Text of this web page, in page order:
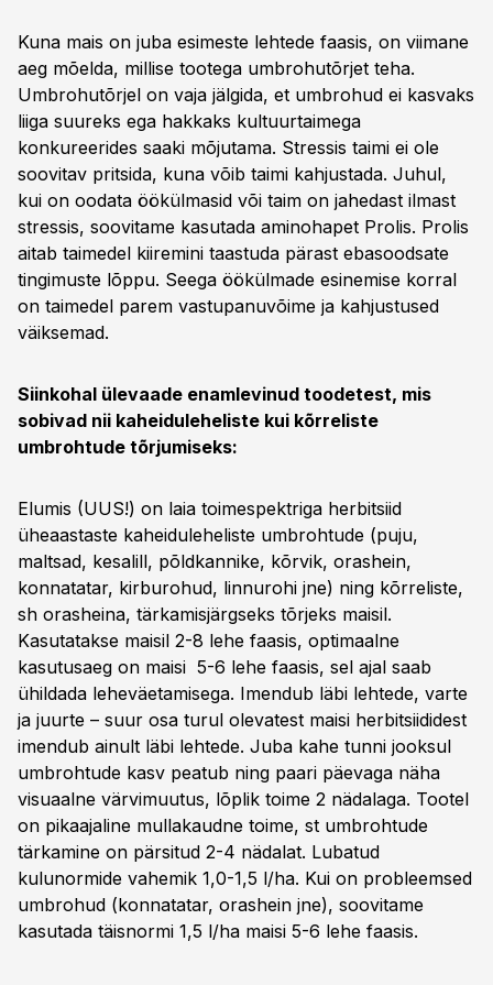
Kuna mais on juba esimeste lehtede faasis, on viimane
aeg mõelda, millise tootega umbrohutõrjet teha.
Umbrohutõrjel on vaja jälgida, et umbrohud ei kasvaks
liiga suureks ega hakkaks kultuurtaimega
konkureerides saaki mõjutama. Stressis taimi ei ole
soovitav pritsida, kuna võib taimi kahjustada. Juhul,
kui on oodata öökülmasid või taim on jahedast ilmast
stressis, soovitame kasutada aminohapet Prolis. Prolis
aitab taimedel kiiremini taastuda pärast ebasoodsate
tingimuste lõppu. Seega öökülmade esinemise korral
on taimedel parem vastupanuvõime ja kahjustused
väiksemad.
Siinkohal ülevaade enamlevinud toodetest, mis
sobivad nii kaheiduleheliste kui kõrreliste
umbrohtude tõrjumiseks:
Elumis (UUS!) on laia toimespektriga herbitsiid
üheaastaste kaheiduleheliste umbrohtude (puju,
maltsad, kesalill, põldkannike, kõrvik, orashein,
konnatatar, kirburohud, linnurohi jne) ning kõrreliste,
sh orasheina, tärkamisjärgseks tõrjeks maisil.
Kasutatakse maisil 2-8 lehe faasis, optimaalne
kasutusaeg on maisi 5-6 lehe faasis, sel ajal saab
ühildada leheväetamisega. Imendub läbi lehtede, varte
ja juurte – suur osa turul olevatest maisi herbitsiididest
imendub ainult läbi lehtede. Juba kahe tunni jooksul
umbrohtude kasv peatub ning paari päevaga näha
visuaalne värvimuutus, lõplik toime 2 nädalaga. Tootel
on pikaajaline mullakaudne toime, st umbrohtude
tärkamine on pärsitud 2-4 nädalat. Lubatud
kulunormide vahemik 1,0-1,5 l/ha. Kui on probleemsed
umbrohud (konnatatar, orashein jne), soovitame
kasutada täisnormi 1,5 l/ha maisi 5-6 lehe faasis.